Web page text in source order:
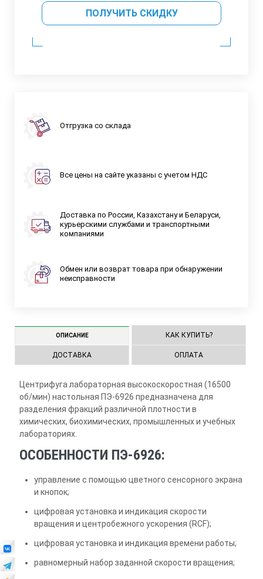
ПОЛУЧИТЬ СКИДКУ
Отгрузка со склада
Все цены на сайте указаны с учетом НДС
Доставка по России, Казахстану и Беларуси,
курьерскими службами и транспортными
компаниями
Обмен или возврат товара при обнаружении
неисправности
ОПИСАНИЕ КАК КУПИТЬ?
ДОСТАВКА ОПЛАТА
Центрифуга лабораторная высокоскоростная (16500
об/мин) настольная ПЭ-6926 предназначена для
разделения фракций различной плотности в
химических, биохимических, промышленных и учебных
лабораториях.
ОСОБЕННОСТИ ПЭ-6926:
управление с помощью цветного сенсорного экрана
и кнопок;
цифровая установка и индикация скорости
вращения и центробежного ускорения (RCF);
цифровая установка и индикация времени работы;
равномерный набор заданной скорости вращения;